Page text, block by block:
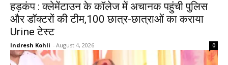
हड़कंप : क्लेमेंटाउन के कॉलेज में अचानक पहुंची पुलिस
और डॉक्टरों की टीम,100 छात्र-छात्राओं का कराया
Urine टेस्ट
Indresh Kohli - August 4, 2026 0